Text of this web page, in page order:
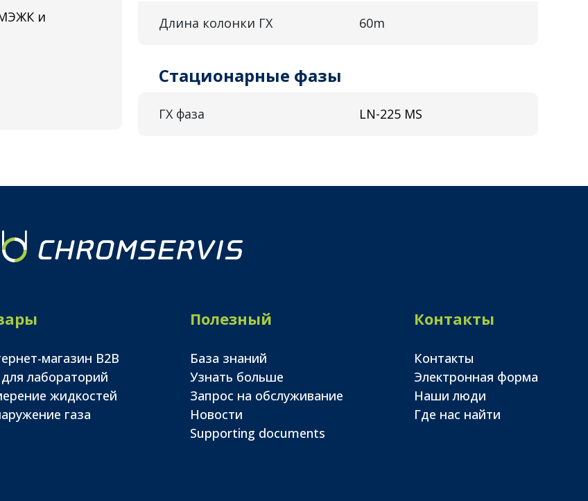
и
Длина колонки ГХ 60m
Стационарные фазы
ГХ фаза LN-225 MS
магазин B2B
лабораторий
жидкостей
газа
Полезный
База знаний
Узнать больше
Запрос на обслуживание
Новости
Supporting documents
Контакты
Контакты
Электронная форма
Наши люди
Где нас найти